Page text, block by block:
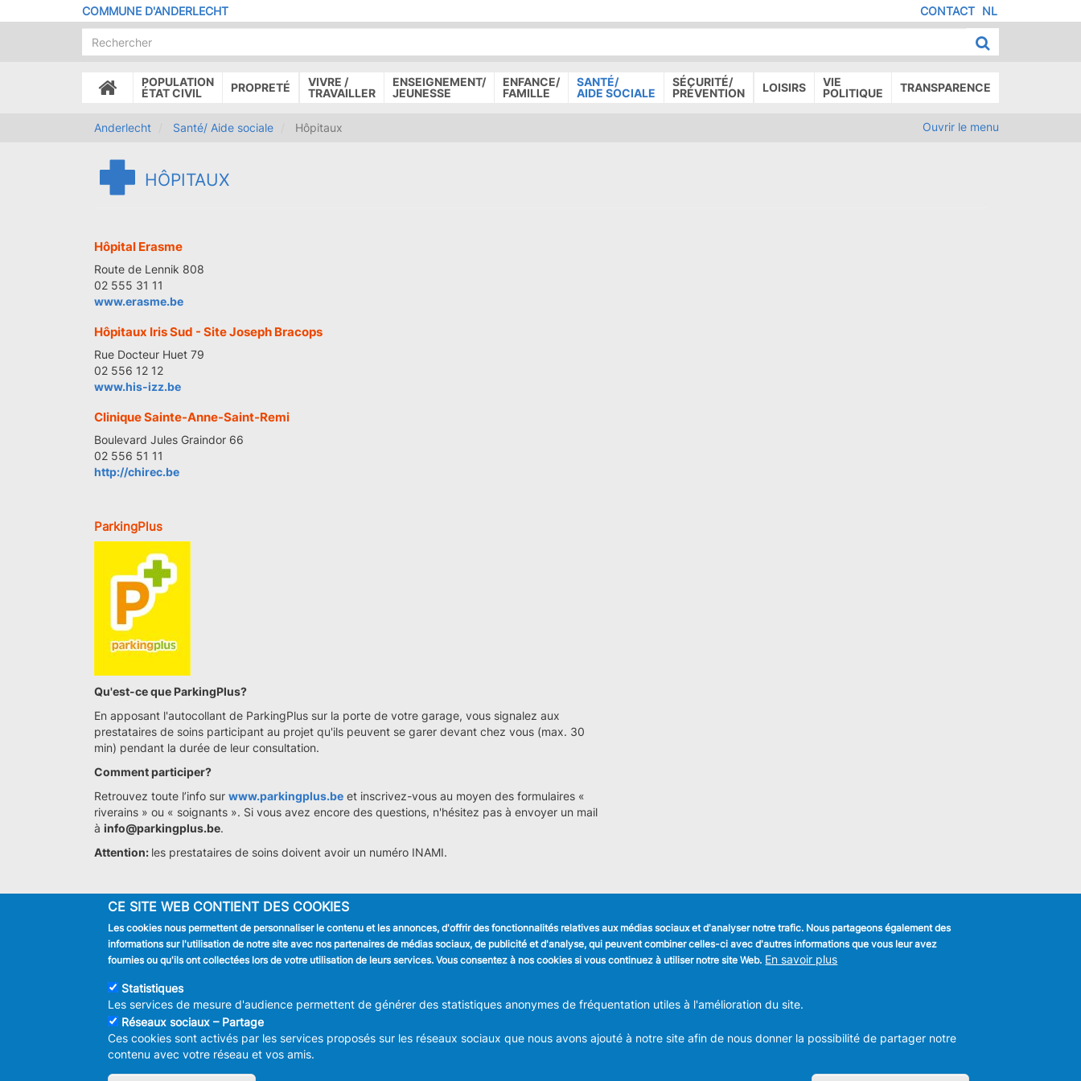
au
COMMUNE D'ANDERLECHT NL
MENU
DE
PAGE
CONTACT
ACCUEIL
POPULATION
ÉTAT CIVIL
PROPRETÉ
VIVRE /
TRAVAILLER
ENSEIGNEMENT/
JEUNESSE
ENFANCE/
FAMILLE
SANTÉ/
AIDE SOCIALE
SÉCURITÉ/
PRÉVENTION
LOISIRS
VIE
POLITIQUE
TRANSPARENCE
Anderlecht Santé/ Aide sociale Hôpitaux Ouvrir le menu
HÔPITAUX
Hôpital Erasme
Route de Lennik 808
02 555 31 11
www.erasme.be
Hôpitaux Iris Sud - Site Joseph Bracops
Rue Docteur Huet 79
02 556 12 12
www.his-izz.be
Clinique Sainte-Anne-Saint-Remi
Boulevard Jules Graindor 66
02 556 51 11
http://chirec.be
ParkingPlus
Qu'est-ce que ParkingPlus?
En apposant l'autocollant de ParkingPlus sur la porte de votre garage, vous signalez aux
prestataires de soins participant au projet qu'ils peuvent se garer devant chez vous (max. 30
min) pendant la durée de leur consultation.
Comment participer?
Retrouvez toute l’info sur www.parkingplus.be et inscrivez-vous au moyen des formulaires «
riverains » ou « soignants ». Si vous avez encore des questions, n'hésitez pas à envoyer un mail
à info@parkingplus.be.
Attention: les prestataires de soins doivent avoir un numéro INAMI.
JE SUIS
Habitant
Journaliste
LIENS UTILES
Formulaires
Stationnement
SUIVEZ NOUS
Facebook
Charte de bonne conduite et de
CE SITE WEB CONTIENT DES COOKIES
Les cookies nous permettent de personnaliser le contenu et les annonces, d'offrir des fonctionnalités relatives aux médias sociaux et d'analyser notre trafic. Nous partageons également des
informations sur l'utilisation de notre site avec nos partenaires de médias sociaux, de publicité et d'analyse, qui peuvent combiner celles-ci avec d'autres informations que vous leur avez
fournies ou qu'ils ont collectées lors de votre utilisation de leurs services. Vous consentez à nos cookies si vous continuez à utiliser notre site Web. En savoir plus
Statistiques
Les services de mesure d'audience permettent de générer des statistiques anonymes de fréquentation utiles à l'amélioration du site.
Réseaux sociaux – Partage
Ces cookies sont activés par les services proposés sur les réseaux sociaux que nous avons ajouté à notre site afin de nous donner la possibilité de partager notre
contenu avec votre réseau et vos amis.